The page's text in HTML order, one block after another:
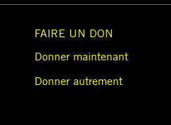
FAIRE UN DON
Donner maintenant
Donner autrement